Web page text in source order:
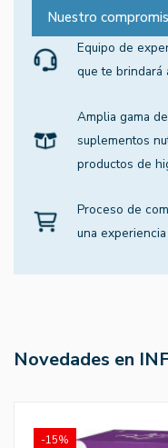
Nuestro
Equipo de
que te brindará
Amplia gama
suplementos
productos de
Proceso de
una
Novedades en
-15%